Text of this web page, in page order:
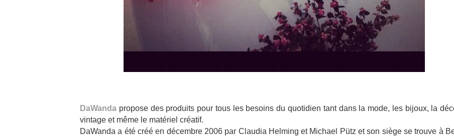
DaWanda propose des produits pour tous les besoins du quotidien tant dans la mode, les bijoux, la
vintage et même le matériel créatif.
DaWanda a été créé en décembre 2006 par Claudia Helming et Michael Pütz et son siège se trouve à